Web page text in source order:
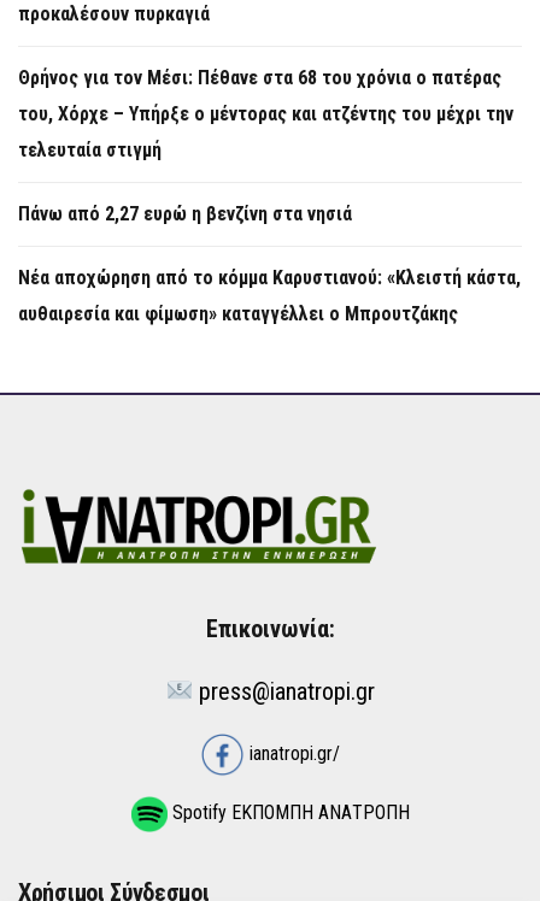
προκαλέσουν πυρκαγιά
Θρήνος για τον Μέσι: Πέθανε στα 68 του χρόνια ο πατέρας
του, Χόρχε – Υπήρξε ο μέντορας και ατζέντης του μέχρι την
τελευταία στιγμή
Πάνω από 2,27 ευρώ η βενζίνη στα νησιά
Νέα αποχώρηση από το κόμμα Καρυστιανού: «Κλειστή κάστα,
αυθαιρεσία και φίμωση» καταγγέλλει ο Μπρουτζάκης
Επικοινωνία:
press@ianatropi.gr
ianatropi.gr/
Spotify ΕΚΠΟΜΠΗ ΑΝΑΤΡΟΠΗ
Χρήσιμοι Σύνδεσμοι